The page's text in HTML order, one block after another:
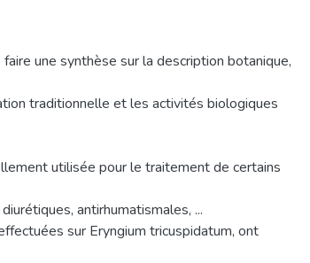
une synthèse sur la description botanique,
traditionnelle et les activités biologiques
utilisée pour le traitement de certains
antirhumatismales, ...
sur Eryngium tricuspidatum, ont